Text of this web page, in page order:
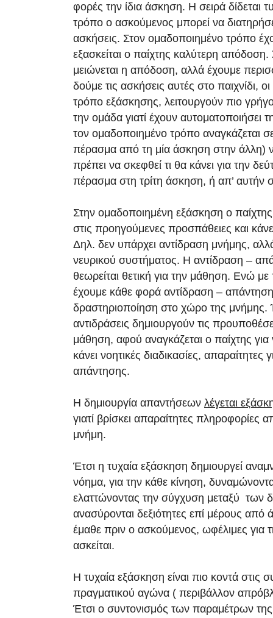
φορές την ίδια άσκηση. Η σειρά δίδεται
τρόπο ο ασκούμενος μπορεί να
ασκήσεις. Στον ομαδοποιημένο τρόπο
εξασκείται ο παίχτης καλύτερη απόδοση.
μειώνεται η απόδοση, αλλά έχουμε
δούμε τις ασκήσεις αυτές στο παιχνίδι,
τρόπο εξάσκησης, λειτουργούν πιο
την ομάδα γιατί έχουν αυτοματοποιήσει
τον ομαδοποιημένο τρόπο αναγκάζεται
πέρασμα από τη μία άσκηση στην άλλη)
πρέπει να σκεφθεί τι θα κάνει για την
πέρασμα στη τρίτη άσκηση, ή απ’ αυτήν
Στην ομαδοποιημένη εξάσκηση ο παίχτης
στις προηγούμενες προσπάθειες και
Δηλ. δεν υπάρχει αντίδραση μνήμης,
νευρικού συστήματος. Η αντίδραση –
θεωρείται θετική για την μάθηση. Ενώ με
έχουμε κάθε φορά αντίδραση – απάντηση
δραστηριοποίηση στο χώρο της μνήμης.
αντιδράσεις δημιουργούν τις
μάθηση, αφού αναγκάζεται ο παίχτης για
κάνει νοητικές διαδικασίες, απαραίτητες
απάντησης.
Η δημιουργία απαντήσεων λέγεται
γιατί βρίσκει απαραίτητες πληροφορίες
μνήμη.
Έτσι η τυχαία εξάσκηση δημιουργεί
νόημα, για την κάθε κίνηση,
ελαττώνοντας την σύγχυση μεταξύ των
ανασύρονται δεξιότητες επί μέρους από
έμαθε πριν ο ασκούμενος, ωφέλιμες
ασκείται.
Η τυχαία εξάσκηση είναι πιο κοντά στις
πραγματικού αγώνα ( περιβάλλον
Έτσι ο συντονισμός των παραμέτρων